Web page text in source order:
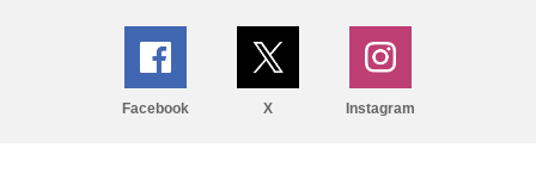
Facebook X Instagram